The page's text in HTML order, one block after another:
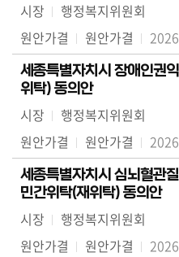
시장
행정복지위원회
원안가결
원안가결
세종특별자치시 장애인권
위탁) 동의안
시장
행정복지위원회
원안가결
원안가결
세종특별자치시 심뇌혈관
민간위탁(재위탁) 동의안
시장
행정복지위원회
원안가결
원안가결